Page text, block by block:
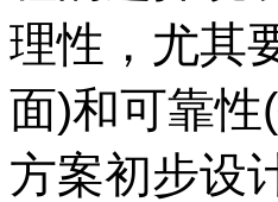
理性，尤其
面)和可靠
方案初步设